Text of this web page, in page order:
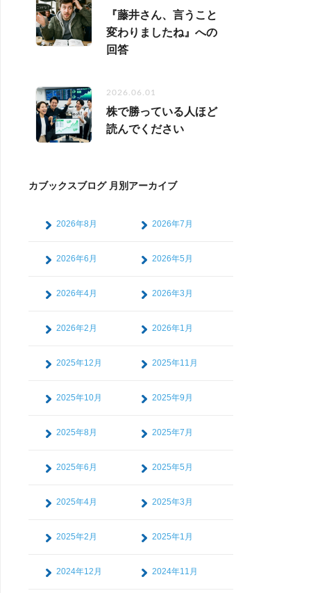
『藤井さん、言うこと
変わりましたね』への
回答
2026.06.01
株で勝っている人ほど
読んでください
カブックスブログ 月別アーカイブ
2026年8月 2026年7月
2026年6月 2026年5月
2026年4月 2026年3月
2026年2月 2026年1月
2025年12月 2025年11月
2025年10月 2025年9月
2025年8月 2025年7月
2025年6月 2025年5月
2025年4月 2025年3月
2025年2月 2025年1月
2024年12月 2024年11月